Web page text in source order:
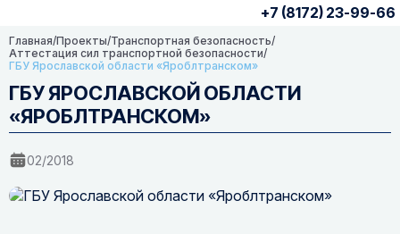
+7 (8172) 23-99-66
Главная/Проекты/Транспортная безопасность/
Аттестация сил транспортной безопасности/
ГБУ Ярославской области «Яроблтранском»
ГБУ ЯРОСЛАВСКОЙ ОБЛАСТИ
«ЯРОБЛТРАНСКОМ»
02/2018